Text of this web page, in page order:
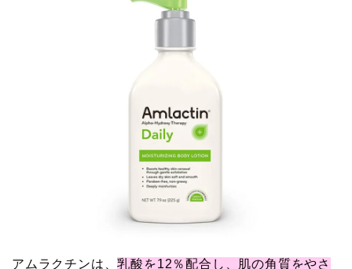
アムラクチンは、乳酸を12％配合し、肌の角質をやさ